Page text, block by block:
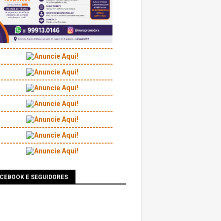
E SEGUIDORES